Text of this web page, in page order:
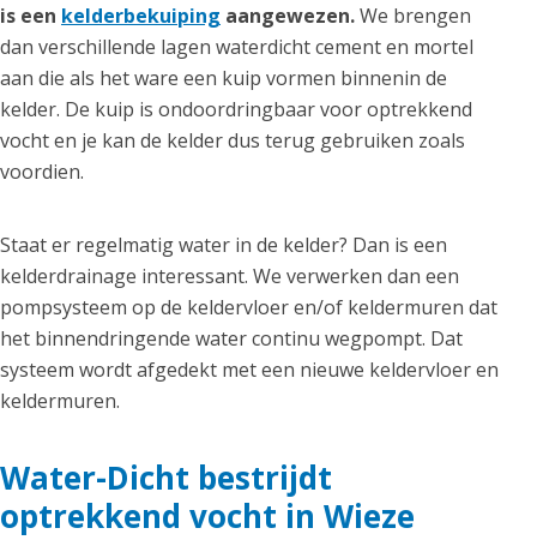
is een kelderbekuiping aangewezen.We brengen
dan verschillende lagen waterdicht cement en mortel
aan die als het ware een kuip vormen binnenin de
kelder. De kuip is ondoordringbaar voor optrekkend
vocht en je kan de kelder dus terug gebruiken zoals
voordien.
Staat er regelmatig water in de kelder? Dan is een
kelderdrainage interessant. We verwerken dan een
pompsysteem op de keldervloer en/of keldermuren dat
het binnendringende water continu wegpompt. Dat
systeem wordt afgedekt met een nieuwe keldervloer en
keldermuren.
Water-Dicht bestrijdt
optrekkend vocht in Wieze